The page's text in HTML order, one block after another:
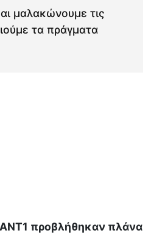
μαλακώνουμε τις
τα πράγματα
προβλήθηκαν πλάνα